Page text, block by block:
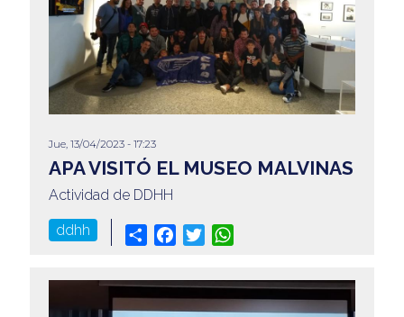
Jue, 13/04/2023 - 17:23
APA VISITÓ EL MUSEO MALVINAS
Actividad de DDHH
ddhh Share Facebook
Twitter